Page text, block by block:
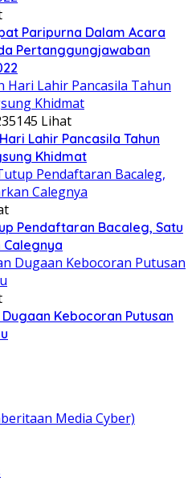
Paripurna Dalam Acara
Pertanggungjawaban
5145 Lihat
Lahir Pancasila Tahun
Khidmat
Pendaftaran Bacaleg, Satu
Kebocoran Putusan
Media Cyber)